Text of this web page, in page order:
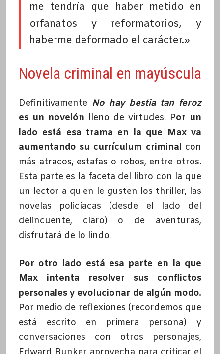
me tendría que haber metido en
orfanatos y reformatorios, y
haberme deformado el carácter.»
Novela criminal en mayúscula
Definitivamente No hay bestia tan feroz
es un novelón lleno de virtudes. Por un
lado está esa trama en la que Max va
aumentando su currículum criminal con
más atracos, estafas o robos, entre otros.
Esta parte es la faceta del libro con la que
un lector a quien le gusten los thriller, las
novelas policíacas (desde el lado del
delincuente, claro) o de aventuras,
disfrutará de lo lindo.
Por otro lado está esa parte en la que
Max intenta resolver sus conflictos
personales y evolucionar de algún modo.
Por medio de reflexiones (recordemos que
está escrito en primera persona) y
conversaciones con otros personajes,